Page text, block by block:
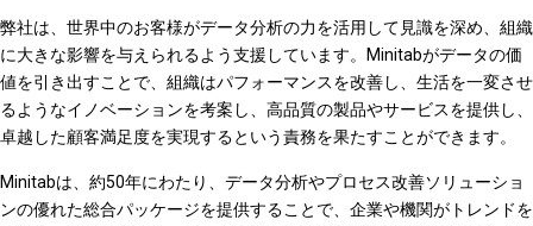
弊社は、世界中のお客様がデータ分析の力を活用して見識を深め、組織
に大きな影響を与えられるよう支援しています。Minitabがデータの価
値を引き出すことで、組織はパフォーマンスを改善し、生活を一変させ
るようなイノベーションを考案し、高品質の製品やサービスを提供し、
卓越した顧客満足度を実現するという責務を果たすことができます。
Minitabは、約50年にわたり、データ分析やプロセス改善ソリューショ
ンの優れた総合パッケージを提供することで、企業や機関がトレンドを